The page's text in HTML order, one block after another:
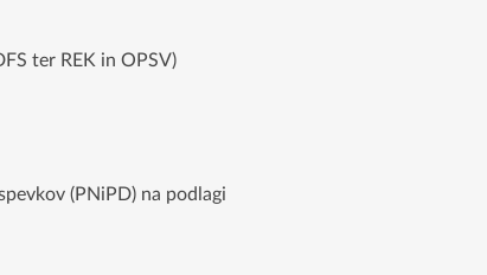
ter REK in OPSV)
(PNiPD) na podlagi